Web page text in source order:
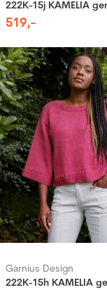
519,-
Garnius Design